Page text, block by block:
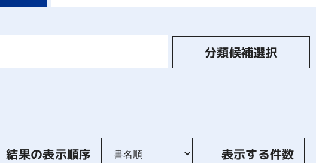
分類候補選択
結果の表示順序 表示する件数